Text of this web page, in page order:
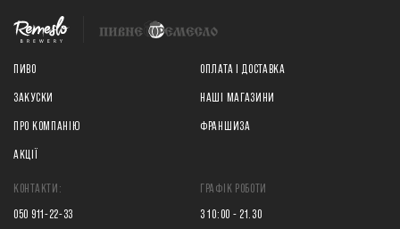
ГРАФІК РОБОТИ
З 10:00 - 21.30
КОНТАКТИ:
050 911-22-33
ПИВО
ЗАКУСКИ
ПРО КОМПАНІЮ
АКЦІЇ
ОПЛАТА І ДОСТАВКА
НАШІ МАГАЗИНИ
ФРАНШИЗА